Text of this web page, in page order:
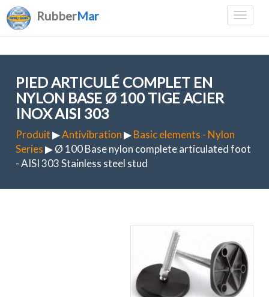
RubberMar
PIED ARTICULÉ COMPLET EN
NYLON BASE Ø 100 TIGE ACIER
INOX AISI 303
Produit▶Antivibration▶Basic elements - Nylon
Series▶ Ø 100 Base nylon complete articulated foot
- AISI 303 Stainless steel stud